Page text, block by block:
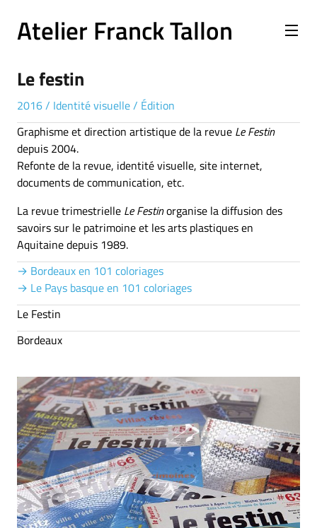
Atelier Franck Tallon
Le festin
2016/ Identité visuelle/ Édition
Graphisme et direction artistique de la revue Le Festin
depuis 2004.
Refonte de la revue, identité visuelle, site internet,
documents de communication, etc.
La revue trimestrielle Le Festinorganise la diffusion des
savoirs sur le patrimoine et les arts plastiques en
Aquitaine depuis 1989.
→ Bordeaux en 101 coloriages
→ Le Pays basque en 101 coloriages
Le Festin
Bordeaux